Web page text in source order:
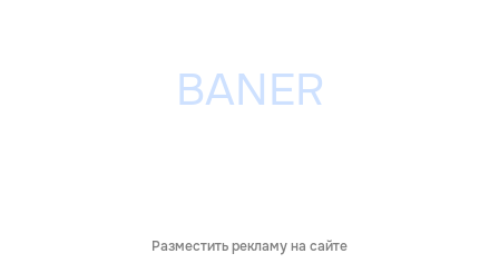
Разместить рекламу на сайте